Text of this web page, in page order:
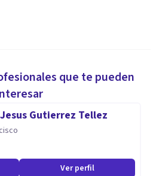
que te pueden
Gutierrez Tellez
Ver perfil